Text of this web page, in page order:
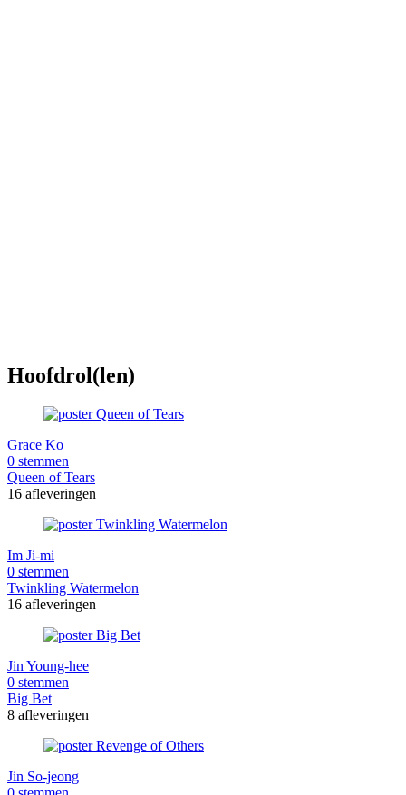
Hoofdrol(len)
Grace Ko
0 stemmen
Queen of Tears
16 afleveringen
Im Ji-mi
0 stemmen
Twinkling Watermelon
16 afleveringen
Jin Young-hee
0 stemmen
Big Bet
8 afleveringen
Jin So-jeong